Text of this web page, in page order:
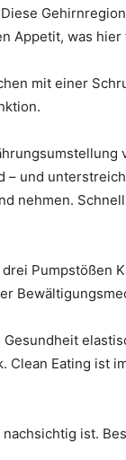
Appetit, was
mit einer
– und
nehmen.
Pumpstößen
Clean Eating ist
ist.